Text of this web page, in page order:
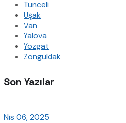
Tunceli
Uşak
Van
Yalova
Yozgat
Zonguldak
Son Yazılar
Nis 06, 2025